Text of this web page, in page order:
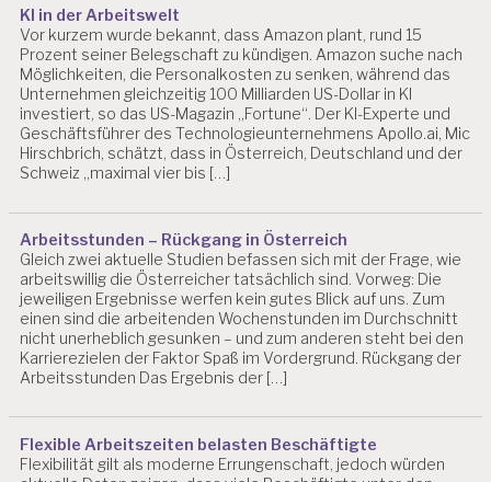
KI in der Arbeitswelt
Vor kurzem wurde bekannt, dass Amazon plant, rund 15
Prozent seiner Belegschaft zu kündigen. Amazon suche nach
Möglichkeiten, die Personalkosten zu senken, während das
Unternehmen gleichzeitig 100 Milliarden US-Dollar in KI
investiert, so das US-Magazin „Fortune“. Der KI-Experte und
Geschäftsführer des Technologieunternehmens Apollo.ai, Mic
Hirschbrich, schätzt, dass in Österreich, Deutschland und der
Schweiz „maximal vier bis […]
Arbeitsstunden – Rückgang in Österreich
Gleich zwei aktuelle Studien befassen sich mit der Frage, wie
arbeitswillig die Österreicher tatsächlich sind. Vorweg: Die
jeweiligen Ergebnisse werfen kein gutes Blick auf uns. Zum
einen sind die arbeitenden Wochenstunden im Durchschnitt
nicht unerheblich gesunken – und zum anderen steht bei den
Karrierezielen der Faktor Spaß im Vordergrund. Rückgang der
Arbeitsstunden Das Ergebnis der […]
Flexible Arbeitszeiten belasten Beschäftigte
Flexibilität gilt als moderne Errungenschaft, jedoch würden